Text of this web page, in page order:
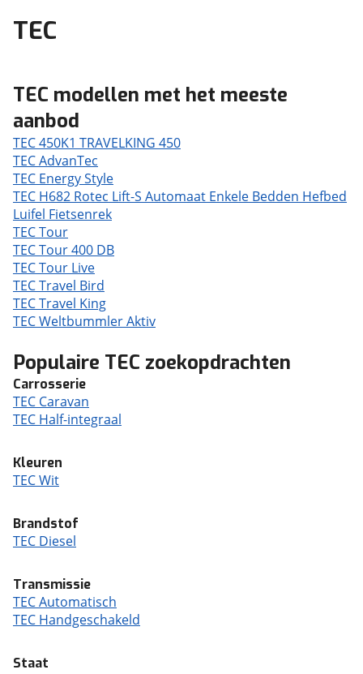
TEC
TEC modellen met het meeste
aanbod
TEC 450K1 TRAVELKING 450
TEC AdvanTec
TEC Energy Style
TEC H682 Rotec Lift-S Automaat Enkele Bedden Hefbed
Luifel Fietsenrek
TEC Tour
TEC Tour 400 DB
TEC Tour Live
TEC Travel Bird
TEC Travel King
TEC Weltbummler Aktiv
Populaire TEC zoekopdrachten
Carrosserie
TEC Caravan
TEC Half-integraal
Kleuren
TEC Wit
Brandstof
TEC Diesel
Transmissie
TEC Automatisch
TEC Handgeschakeld
Staat